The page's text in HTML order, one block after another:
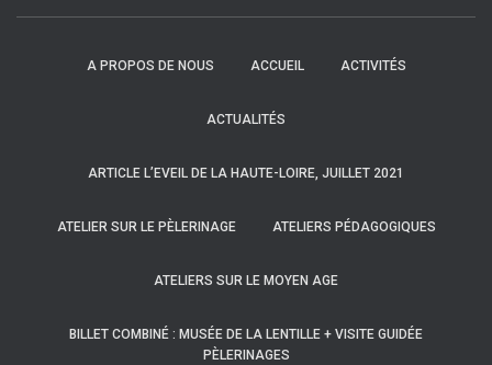
A PROPOS DE NOUS ACCUEIL ACTIVITÉS
ACTUALITÉS
ARTICLE L’EVEIL DE LA HAUTE-LOIRE, JUILLET 2021
ATELIER SUR LE PÈLERINAGE ATELIERS PÉDAGOGIQUES
ATELIERS SUR LE MOYEN AGE
BILLET COMBINÉ : MUSÉE DE LA LENTILLE + VISITE GUIDÉE
PÈLERINAGES